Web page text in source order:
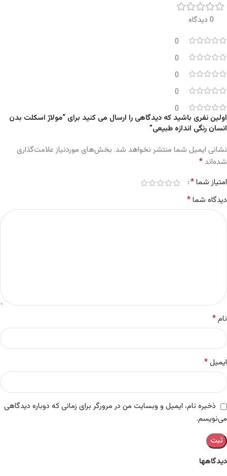
0 دیدگاه
0
0
0
0
0
دیدگاهها
اولین نفری باشید که دیدگاهی را ارسال می کنید برای “مولاژ اسکلت بدن
انسان رنگی اندازه طبیعی”
نشانی ایمیل شما منتشر نخواهد شد. بخش‌های موردنیاز علامت‌گذاری
شده‌اند *
امتیاز شما*
دیدگاه شما*
نام*
ایمیل*
ذخیره نام، ایمیل و وبسایت من در مرورگر برای زمانی که دوباره دیدگاهی
می‌نویسم.